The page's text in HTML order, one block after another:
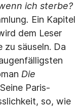
ich sterbe?
. Ein Kapitel
dem Leser
zu säuseln. Da
Die
Paris-
so, wie